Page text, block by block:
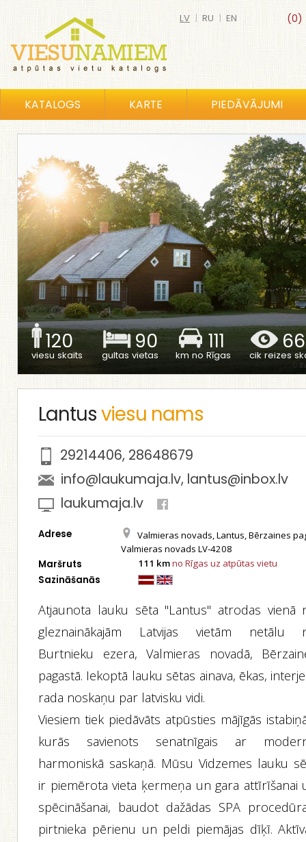
(0)
LV | RU | EN
KATALOGS KARTE PIEDĀVĀJUMI
120
viesu skaits
90
gultas vietas
111
km no Rīgas cik reizes
Lantusviesu nams
29214406, 28648679
info@laukumaja.lv, lantus@inbox.lv
laukumaja.lv
Adrese
Valmieras novads, Lantus, Bērzaines
Valmieras novads LV-4208
Maršruts 111 kmno Rīgas uz atpūtas vietu
Sazināšanās
Atjaunota lauku sēta "Lantus" atrodas vienā
gleznainākajām Latvijas vietām netālu
Burtnieku ezera, Valmieras novadā,
pagastā. Iekoptā lauku sētas ainava, ēkas,
rada noskaņu par latvisku vidi.
Viesiem tiek piedāvāts atpūsties mājīgās
kurās savienots senatnīgais ar
harmoniskā saskaņā. Mūsu Vidzemes lauku
ir piemērota vieta ķermeņa un gara attīrīšanai
spēcināšanai, baudot dažādas SPA
pirtnieka pērienu un peldi piemājas dīķī.